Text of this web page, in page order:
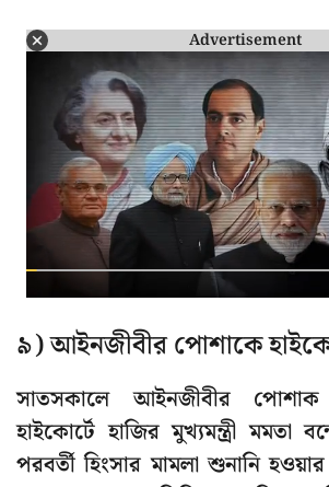
Advertisement
৯) আইনজীবীর পোশাকে
সাতসকালে আইনজীবীর
হাইকোর্টে হাজির মুখ্যমন্ত্রী মমতা
পরবর্তী হিংসার মামলা শুনানি